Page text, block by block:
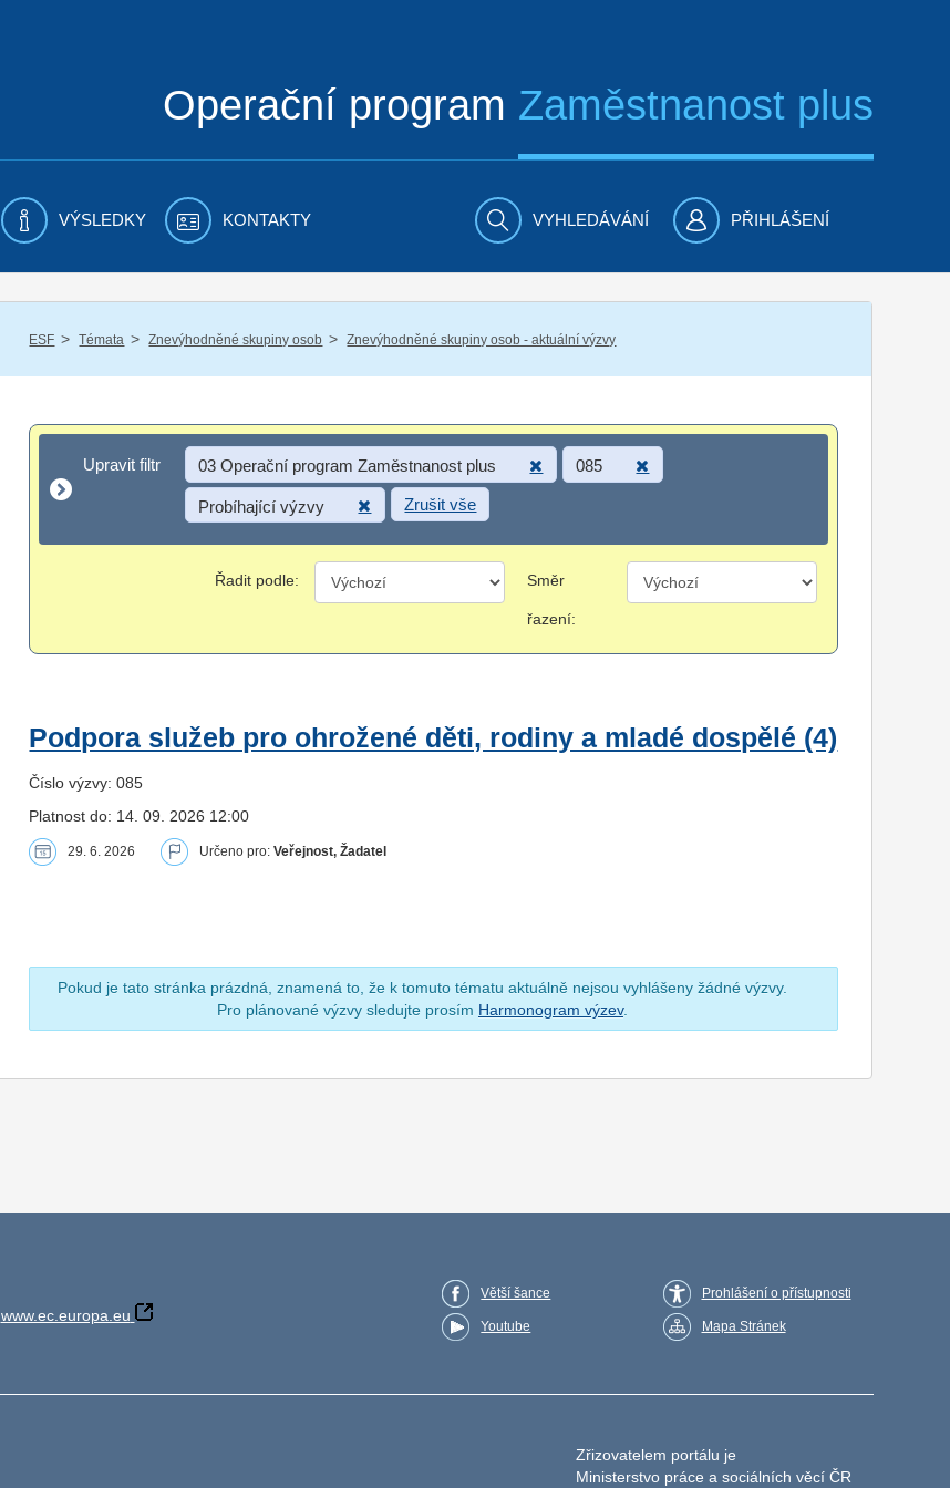
Operační program Zaměstnanost plus
VÝSLEDKY KONTAKTY VYHLEDÁVÁNÍ PŘIHLÁŠENÍ
ESF / Témata / Znevýhodněné skupiny osob / Znevýhodněné skupiny osob - aktuální výzvy
Upravit filtr
Upravit filtr 03 Operační program Zaměstnanost plus 085
Probíhající výzvy Zrušit vše
Řadit podle: Směr
řazení:
Podpora služeb pro ohrožené děti, rodiny a mladé dospělé (4)
Číslo výzvy: 085
Platnost do: 14. 09. 2026 12:00
29. 6. 2026 Určeno pro:Veřejnost, Žadatel
Pokud je tato stránka prázdná, znamená to, že k tomuto tématu aktuálně nejsou vyhlášeny žádné výzvy.
Pro plánované výzvy sledujte prosím Harmonogram výzev.
www.ec.europa.eu
Větší šance
Youtube
Prohlášení o přístupnosti
Mapa Stránek
Zřizovatelem portálu je
Ministerstvo práce a sociálních věcí ČR